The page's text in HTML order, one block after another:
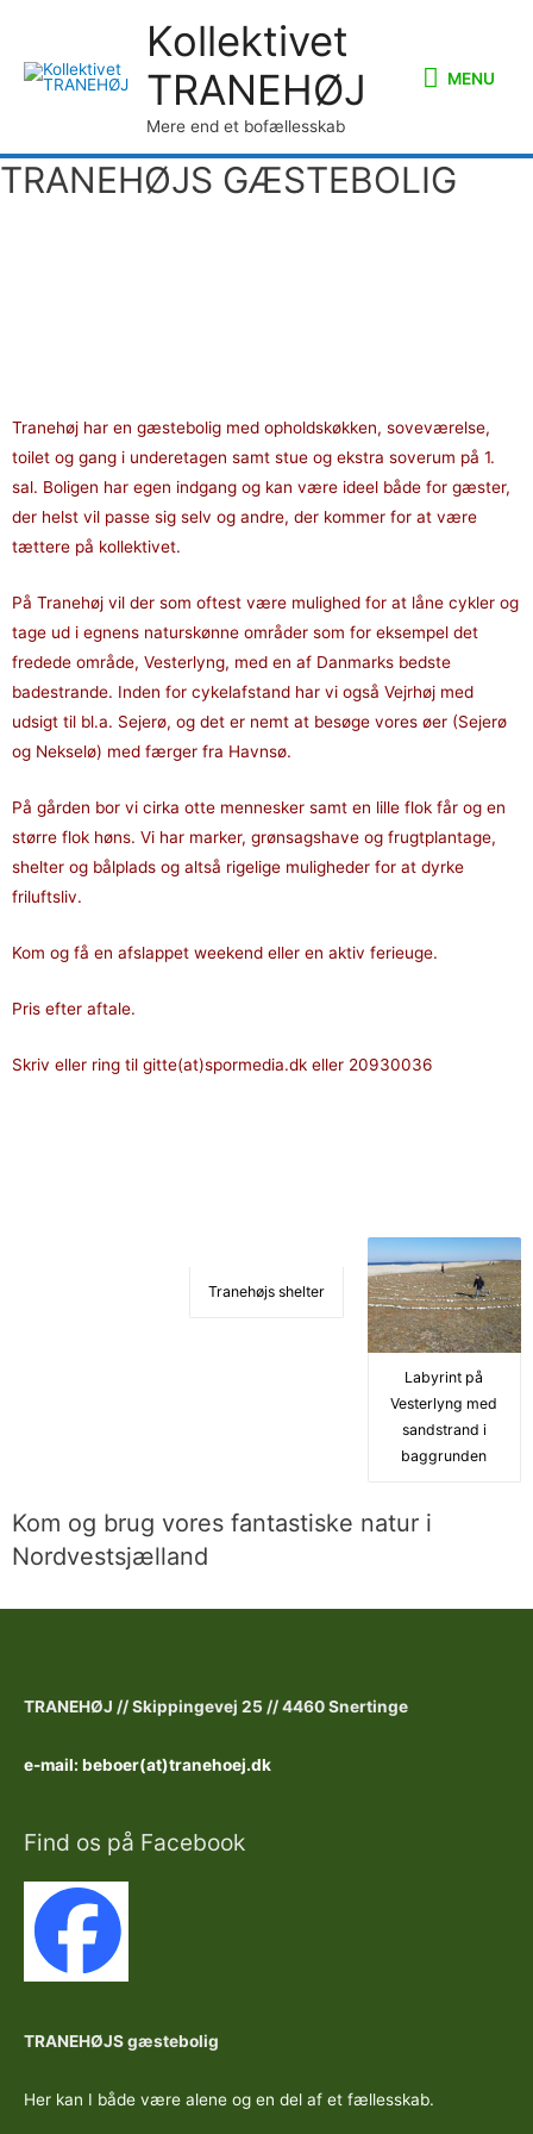
Kollektivet
TRANEHØJ
Mere end et bofællesskab
MENU
TRANEHØJS GÆSTEBOLIG
Tranehøj har en gæstebolig med opholdskøkken, soveværelse,
toilet og gang i underetagen samt stue og ekstra soverum på 1.
sal. Boligen har egen indgang og kan være ideel både for gæster,
der helst vil passe sig selv og andre, der kommer for at være
tættere på kollektivet.
På Tranehøj vil der som oftest være mulighed for at låne cykler og
tage ud i egnens naturskønne områder som for eksempel det
fredede område, Vesterlyng, med en af Danmarks bedste
badestrande. Inden for cykelafstand har vi også Vejrhøj med
udsigt til bl.a. Sejerø, og det er nemt at besøge vores øer (Sejerø
og Nekselø) med færger fra Havnsø.
På gården bor vi cirka otte mennesker samt en lille flok får og en
større flok høns. Vi har marker, grønsagshave og frugtplantage,
shelter og bålplads og altså rigelige muligheder for at dyrke
friluftsliv.
Kom og få en afslappet weekend eller en aktiv ferieuge.
Pris efter aftale.
Skriv eller ring til gitte(at)spormedia.dk eller 20930036
Tranehøjs shelter
Labyrint på
Vesterlyng med
sandstrand i
baggrunden
Kom og brug vores fantastiske natur i
Nordvestsjælland
TRANEHØJ //Skippingevej 25 //4460 Snertinge
e-mail: beboer(at)tranehoej.dk
Find os på Facebook
TRANEHØJS gæstebolig
Her kan I både være alene og en del af et fællesskab.